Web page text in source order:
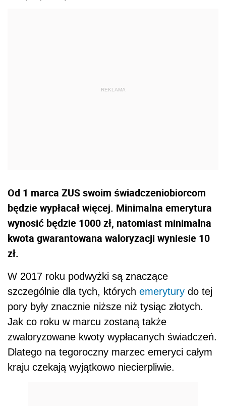
Od 1 marca ZUS swoim świadczeniobiorcom
będzie wypłacał więcej. Minimalna emerytura
wynosić będzie 1000 zł, natomiast minimalna
kwota gwarantowana waloryzacji wyniesie 10
zł.
W 2017 roku podwyżki są znaczące
szczególnie dla tych, których emerytury do tej
pory były znacznie niższe niż tysiąc złotych.
Jak co roku w marcu zostaną także
zwaloryzowane kwoty wypłacanych świadczeń.
Dlatego na tegoroczny marzec emeryci całym
kraju czekają wyjątkowo niecierpliwie.